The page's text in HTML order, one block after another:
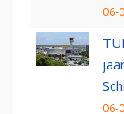
06-
06-